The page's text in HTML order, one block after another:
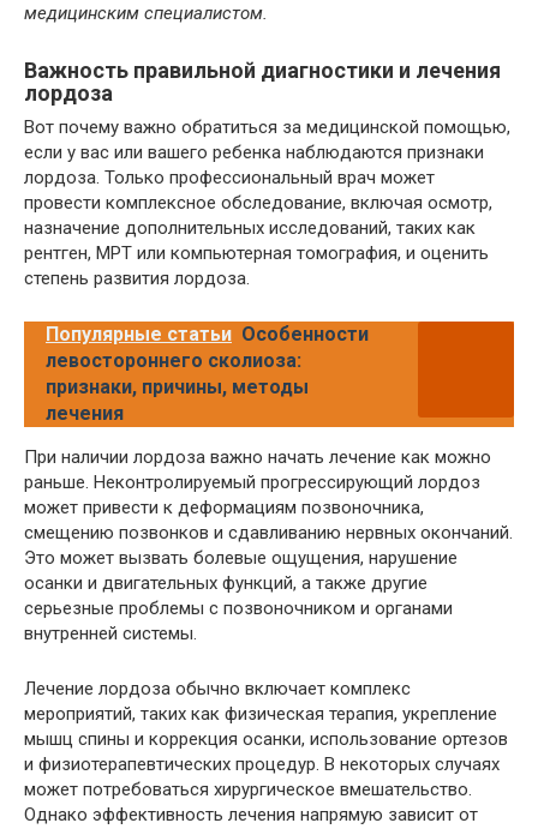
медицинским специалистом.
Важность правильной диагностики и лечения
лордоза
Вот почему важно обратиться за медицинской помощью,
если у вас или вашего ребенка наблюдаются признаки
лордоза. Только профессиональный врач может
провести комплексное обследование, включая осмотр,
назначение дополнительных исследований, таких как
рентген, МРТ или компьютерная томография, и оценить
степень развития лордоза.
Популярные статьи Особенности
левостороннего сколиоза:
признаки, причины, методы
лечения
При наличии лордоза важно начать лечение как можно
раньше. Неконтролируемый прогрессирующий лордоз
может привести к деформациям позвоночника,
смещению позвонков и сдавливанию нервных окончаний.
Это может вызвать болевые ощущения, нарушение
осанки и двигательных функций, а также другие
серьезные проблемы с позвоночником и органами
внутренней системы.
Лечение лордоза обычно включает комплекс
мероприятий, таких как физическая терапия, укрепление
мышц спины и коррекция осанки, использование ортезов
и физиотерапевтических процедур. В некоторых случаях
может потребоваться хирургическое вмешательство.
Однако эффективность лечения напрямую зависит от